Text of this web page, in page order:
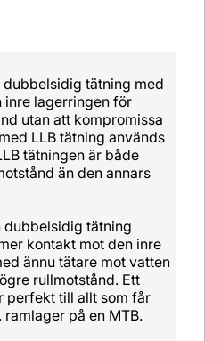
dubbelsidig tätning med
inre lagerringen för
utan att kompromissa
LLB tätning används
tätningen är både
än den annars
dubbelsidig tätning
kontakt mot den inre
ännu tätare mot vatten
rullmotstånd. Ett
perfekt till allt som får
ramlager på en MTB.